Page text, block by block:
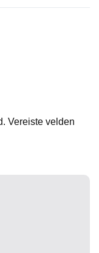
Vereiste velden